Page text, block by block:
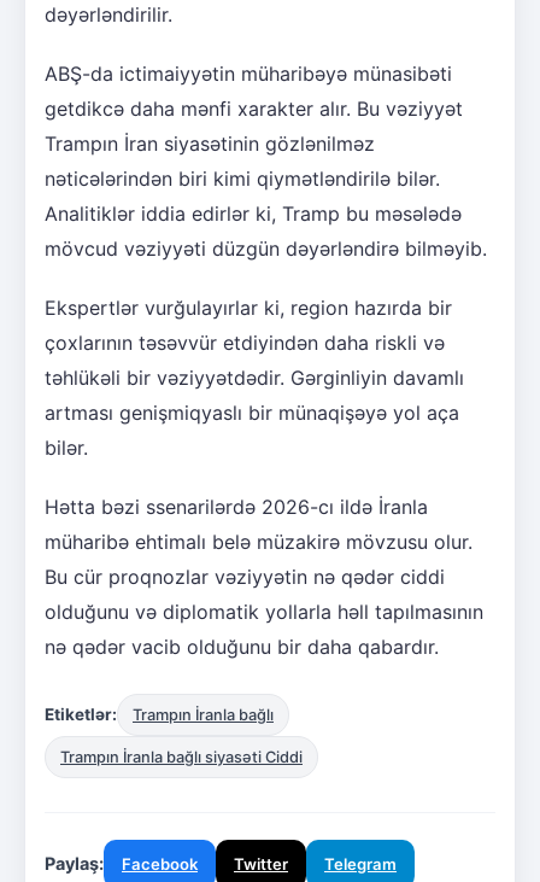
dəyərləndirilir.
ABŞ-da ictimaiyyətin müharibəyə münasibəti
getdikcə daha mənfi xarakter alır. Bu vəziyyət
Trampın İran siyasətinin gözlənilməz
nəticələrindən biri kimi qiymətləndirilə bilər.
Analitiklər iddia edirlər ki, Tramp bu məsələdə
mövcud vəziyyəti düzgün dəyərləndirə bilməyib.
Ekspertlər vurğulayırlar ki, region hazırda bir
çoxlarının təsəvvür etdiyindən daha riskli və
təhlükəli bir vəziyyətdədir. Gərginliyin davamlı
artması genişmiqyaslı bir münaqişəyə yol aça
bilər.
Hətta bəzi ssenarilərdə 2026-cı ildə İranla
müharibə ehtimalı belə müzakirə mövzusu olur.
Bu cür proqnozlar vəziyyətin nə qədər ciddi
olduğunu və diplomatik yollarla həll tapılmasının
nə qədər vacib olduğunu bir daha qabardır.
Etiketlər: Trampın İranla bağlı
Trampın İranla bağlı siyasəti Ciddi
Paylaş: Facebook Twitter Telegram